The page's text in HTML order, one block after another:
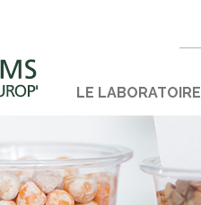
:
LE LABORATOIRE